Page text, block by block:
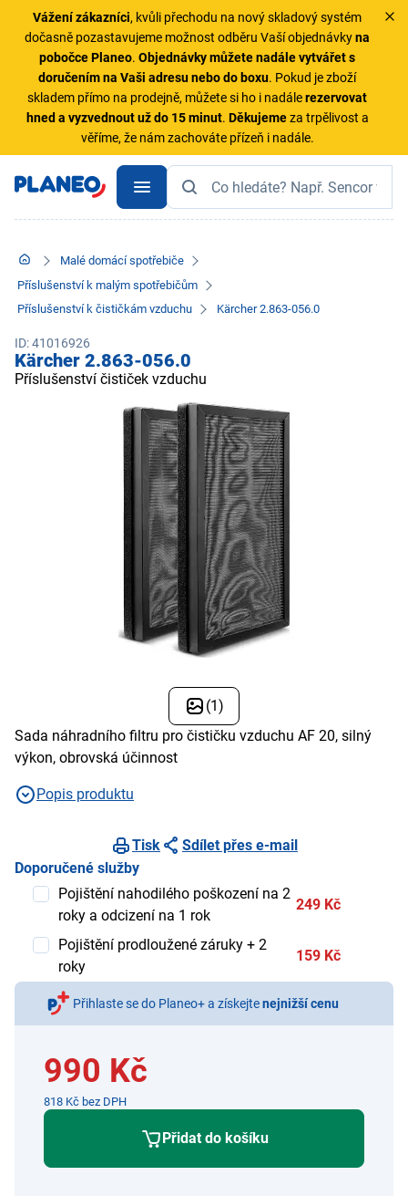
Vážení zákazníci, kvůli přechodu na nový skladový systém
dočasně pozastavujeme možnost odběru Vaší objednávkyna
pobočce Planeo.Objednávky můžete nadále vytvářet s
doručením na Vaši adresu nebo do boxu. Pokud je zboží
skladem přímo na prodejně, můžete si ho i nadálerezervovat
hned a vyzvednout už do 15 minut. Děkujemeza trpělivost a
věříme, že nám zachováte přízeň i nadále.
Malé domácí spotřebiče
Příslušenství k malým spotřebičům
Příslušenství k čističkám vzduchu
Kärcher 2.863-056.0
ID: 41016926
Kärcher 2.863-056.0
Příslušenství čističek vzduchu
(1)
Sada náhradního filtru pro čističku vzduchu AF 20, silný
výkon, obrovská účinnost
Popis produktu
Tisk
Sdílet přes e-mail
Doporučené služby
Pojištění nahodilého poškození na 2
roky a odcizení na 1 rok
249 Kč
Pojištění prodloužené záruky + 2
roky
159 Kč
Přihlaste se do Planeo+ a získejtenejnižší cenu
990 Kč
818 Kč bez DPH
Přidat do košíku